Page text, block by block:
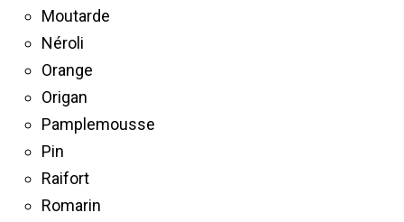
Moutarde
Néroli
Orange
Origan
Pamplemousse
Pin
Raifort
Romarin